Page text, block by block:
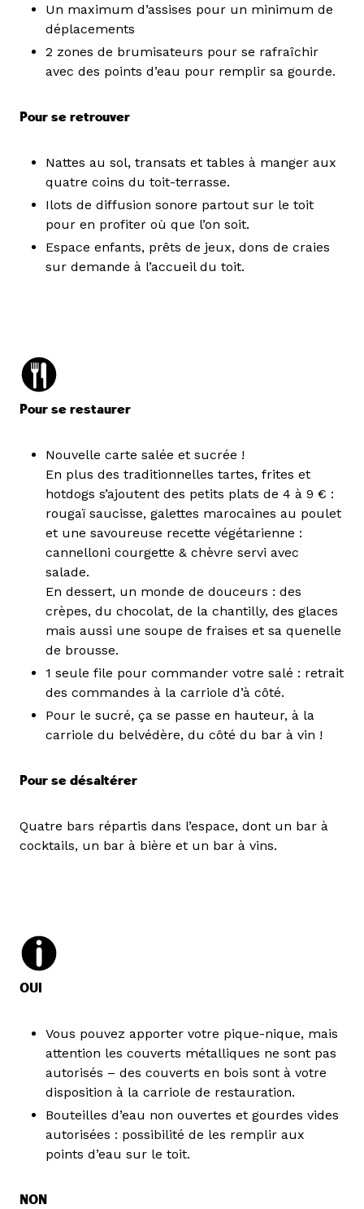
Un maximum d’assises pour un minimum de
déplacements
2 zones de brumisateurs pour se rafraîchir
avec des points d’eau pour remplir sa gourde.
Pour se retrouver
Nattes au sol, transats et tables à manger aux
quatre coins du toit-terrasse.
Ilots de diffusion sonore partout sur le toit
pour en profiter où que l’on soit.
Espace enfants, prêts de jeux, dons de craies
sur demande à l’accueil du toit.
Pour se restaurer
Nouvelle carte salée et sucrée !
En plus des traditionnelles tartes, frites et
hotdogs s’ajoutent des petits plats de 4 à 9 € :
rougaï saucisse, galettes marocaines au poulet
et une savoureuse recette végétarienne :
cannelloni courgette & chèvre servi avec
salade.
En dessert, un monde de douceurs : des
crèpes, du chocolat, de la chantilly, des glaces
mais aussi une soupe de fraises et sa quenelle
de brousse.
1 seule file pour commander votre salé : retrait
des commandes à la carriole d’à côté.
Pour le sucré, ça se passe en hauteur, à la
carriole du belvédère, du côté du bar à vin !
Pour se désaltérer
Quatre bars répartis dans l’espace, dont un bar à
cocktails, un bar à bière et un bar à vins.
OUI
Vous pouvez apporter votre pique-nique, mais
attention les couverts métalliques ne sont pas
autorisés – des couverts en bois sont à votre
disposition à la carriole de restauration.
Bouteilles d’eau non ouvertes et gourdes vides
autorisées : possibilité de les remplir aux
points d’eau sur le toit.
NON